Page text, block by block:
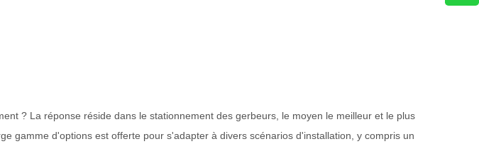
? La réponse réside dans le stationnement des gerbeurs, le moyen le meilleur et le plus
gamme d'options est offerte pour s'adapter à divers scénarios d'installation, y compris un